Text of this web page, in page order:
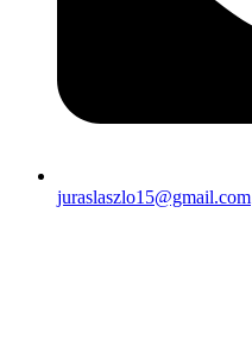
juraslaszlo15@gmail.com